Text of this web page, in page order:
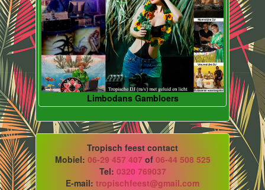
Limbodans Gambloers
Tropisch feest contact
Mobiel: 06-29 457 407 of 06-44 508 525
Tel: 0320 769037
E-mail: tropischfeest@gmail.com